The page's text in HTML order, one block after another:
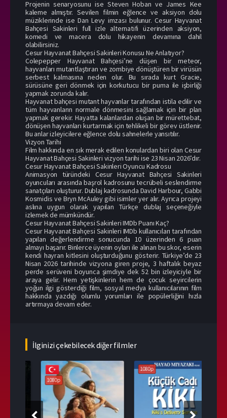
Projenin senaryosunu ise Steven Hoban ve James Kee
kaleme almıştır. Sevilen filmin eğlence ve aksiyon dolu
müziklerinde ise Dan Levy imzası bulunur. Cesur Hayvanat
Bahçesi Sakinleri full izle alternatifi üzerinden aksiyon,
komedi ve macera dolu hikayenin devamına dahil
olabilirsiniz.
Cesur Hayvanat Bahçesi Sakinleri Konusu Ne Anlatıyor?
Colepepper Hayvanat Bahçesi’ne düşen bir meteor,
hayvanları mutantlaştıran ve zombiye dönüştüren bir virüsün
serbest kalmasına neden olur. Bu sırada kurt Gracie,
sürüsüne geri dönmek için korkutucu bir puma ile işbirliği
yapmak zorunda kalır.
Hayvanat bahçesi mutant hayvanlar tarafından istila edilir ve
tüm hayvanların normale dönmesini sağlamak için bir plan
yapmak gerekir. Hayatta kalanlardan oluşan bir mürettebat,
dönüşen hayvanları kurtarmak için tehlikeli bir görev üstlenir.
Bu anlar izleyicilere eğlence dolu sahnelerle yansıtılır.
Vizyon Tarihi
Film hakkında en sık merak edilen konulardan biri olan Cesur
Hayvanat Bahçesi Sakinleri vizyon tarihi ise 23 Nisan 2026’dır.
Cesur Hayvanat Bahçesi Sakinleri Oyuncu Kadrosu
Animasyon türündeki Cesur Hayvanat Bahçesi Sakinleri
oyuncuları arasında başrol kadrosunu tecrübeli seslendirme
sanatçıları oluşturur. Dublaj kadrosunda David Harbour, Gabbi
Kosmidis ve Bryn McAuley gibi isimler yer alır. Ayrıca projeyi
aslına uygun olarak yapılan Türkçe dublaj seçeneğiyle
izlemek de mümkündür.
Cesur Hayvanat Bahçesi Sakinleri IMDb Puanı Kaç?
Cesur Hayvanat Bahçesi Sakinleri IMDb kullanıcıları tarafından
yapılan değerlendirme sonucunda 10 üzerinden 6 puan
almayı başarır. Binlerce üyenin oyları ile alınan bu skor, eserin
kendi hayran kitlesini oluşturduğunu gösterir. Türkiye’de 23
Nisan 2026 tarihinde vizyona giren proje, 3 haftalık beyaz
perde serüveni boyunca şimdiye dek 52 bin izleyiciyle bir
araya gelir. Hem yetişkinlerin hem de çocuk seyircilerin
yoğun ilgi gösterdiği film, sosyal medya kullanıcılarının film
hakkında yazdığı olumlu yorumları ile popülerliğini hızla
artırmaya devam eder.
İlginizi çekebilecek diğer filmler
1080p